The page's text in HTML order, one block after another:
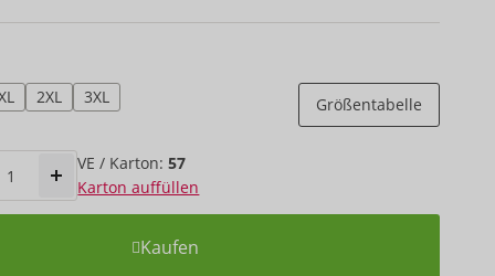
2XL 3XL Größentabelle
VE / Karton:57
Karton auffüllen
Kaufen